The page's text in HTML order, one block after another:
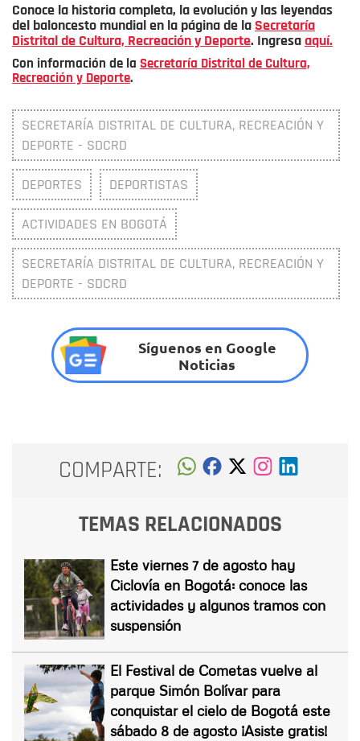
Conoce la historia completa, la evolución y las leyendas
del baloncesto mundial en la página de laSecretaría
Distrital de Cultura, Recreación y Deporte. Ingresaaquí.
Con información de la Secretaría Distrital de Cultura,
Recreación y Deporte.
SECRETARÍA DISTRITAL DE CULTURA, RECREACIÓN Y
DEPORTE - SDCRD
DEPORTES DEPORTISTAS
ACTIVIDADES EN BOGOTÁ
SECRETARÍA DISTRITAL DE CULTURA, RECREACIÓN Y
DEPORTE - SDCRD
Síguenos en Google
Noticias
COMPARTE:
TEMAS RELACIONADOS
Este viernes 7 de agosto hay
Ciclovía en Bogotá: conoce las
actividades y algunos tramos con
suspensión
El Festival de Cometas vuelve al
parque Simón Bolívar para
conquistar el cielo de Bogotá este
sábado 8 de agosto ¡Asiste gratis!